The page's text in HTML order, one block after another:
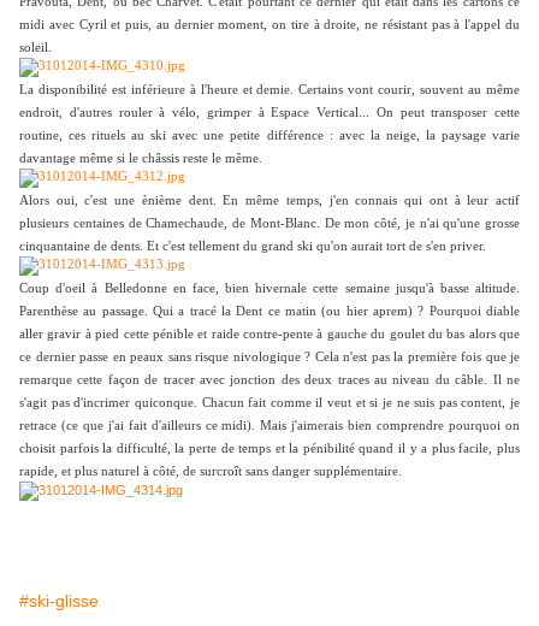
midi avec Cyril et puis, au dernier moment, on tire à droite, ne résistant pas à l'appel du
soleil.
La disponibilité est inférieure à l'heure et demie. Certains vont courir, souvent au même
endroit, d'autres rouler à vélo, grimper à Espace Vertical... On peut transposer cette
routine, ces rituels au ski avec une petite différence : avec la neige, la paysage varie
davantage même si le châssis reste le même.
Alors oui, c'est une ènième dent. En même temps, j'en connais qui ont à leur actif
plusieurs centaines de Chamechaude, de Mont-Blanc. De mon côté, je n'ai qu'une grosse
cinquantaine de dents. Et c'est tellement du grand ski qu'on aurait tort de s'en priver.
Coup d'oeil à Belledonne en face, bien hivernale cette semaine jusqu'à basse altitude.
Parenthèse au passage. Qui a tracé la Dent ce matin (ou hier aprem) ? Pourquoi diable
aller gravir à pied cette pénible et raide contre-pente à gauche du goulet du bas alors que
ce dernier passe en peaux sans risque nivologique ? Cela n'est pas la première fois que je
remarque cette façon de tracer avec jonction des deux traces au niveau du câble. Il ne
s'agit pas d'incrimer quiconque. Chacun fait comme il veut et si je ne suis pas content, je
retrace (ce que j'ai fait d'ailleurs ce midi). Mais j'aimerais bien comprendre pourquoi on
choisit parfois la difficulté, la perte de temps et la pénibilité quand il y a plus facile, plus
rapide, et plus naturel à côté, de surcroît sans danger supplémentaire.
#ski-glisse